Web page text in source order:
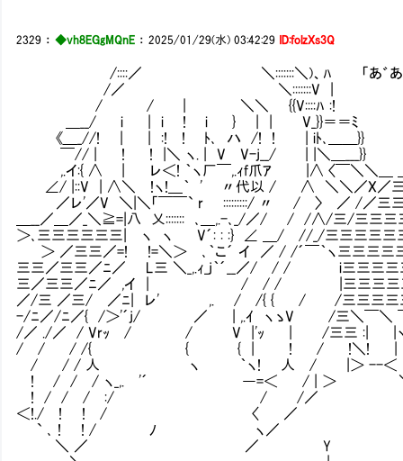
2329 ：◆vh8EGgMQnE ：2025/01/29(水) 03:42:29 ID:folzXs3Q
/::::／ ＼:::::::＼)、ﾊ 「あ゛あ゛あ゛！お
/／ ＼:::::::V |
/ / | ＼＼ {{V::::ﾊ :!
＿__/ i | i ! i } | | V_}}＝＝ﾐ
《＿_//! | | :! ! ﾄ､ ハ /! ! | iﾄ､＿＿}}
￣// | ! ! |＼ ヽ. | V V-j__/ | |＼＿___}}
,.イ:{ ∧ | レ＜! ｀ヽ厂￣,.ｨf爪ｱ |∧ 〈￣＼＼＿ ＿,.
∠/ |::V | ∧＼ !ヽ!＿｀ ' 〃代以 / ∧ ＼＼／X／三
／レ'／V ＼|＼「￣￣` r :::::::::/ 〃 / 〉 ／ /／三
＿__／＿／_＼≧=|八 乂::::::: ､＿,.-､_/／/ / /∧/三/三三三
＞､三三三三三三| ヽ ヽ V´: : :} ∠ ＿/ //_/三三三三三
＞ ／三三／=! !=＼＞ ､｀こ´ イ ／ / /´￣｀ヽ三三三三
三三／三三／ﾆ／ L三 ＼_,.ｨ_j｀´__／/ / / i三三三三
三／三三／ﾆ／ ,イ | / / / |三三三三三
／/三 ／三/ ／ﾆ| レ' ,. / /{ { / /三三三三三
-/ﾆ／/ﾆ／{ /＞'´j/ ／ | ,.ｲ ヽゝV /三＼￣＼ ￣
/／ ./／ / Vrｯ / / V |'ｯ | /三三 :| |ヽ
/ / / /{ { { | ! / !＼! | ＼
/ / / 人 ヽ ｀ヽ! 人 / |＞ --
! / / / ヽ_,. '´ ―=＜ / | ＞
! / / / :/ / /／ ヽ|
＜!./ ! ! / 〈 ／
` ､ ! ! / ﾉ ヽ／
＼ ／ ／ Y